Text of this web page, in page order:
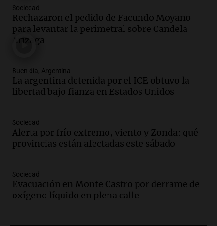
Audio.
edificios y proyecta una casa del
estudiante con 48 municipios
involucrados
Audio.1° gol de Rosario Central a
Aldosivi (Zalazar en contra) - relato
Gato Greco
Audio. Mañana inicia la gran exposición
en la Sociedad Rural de Bulaya con
actividades para toda la familia
Episodios
Audio.Villa María presenta nuevos
edificios y una casa del estudiante para
Sociedad
Rechazaron el pedido de Facundo Moyano
para levantar la perimetral sobre Candela
Arizaga
Buen día, Argentina
La argentina detenida por el ICE obtuvo la
libertad bajo fianza en Estados Unidos
Sociedad
Alerta por frío extremo, viento y Zonda: qué
provincias están afectadas este sábado
Sociedad
Evacuación en Monte Castro por derrame de
oxígeno líquido en plena calle